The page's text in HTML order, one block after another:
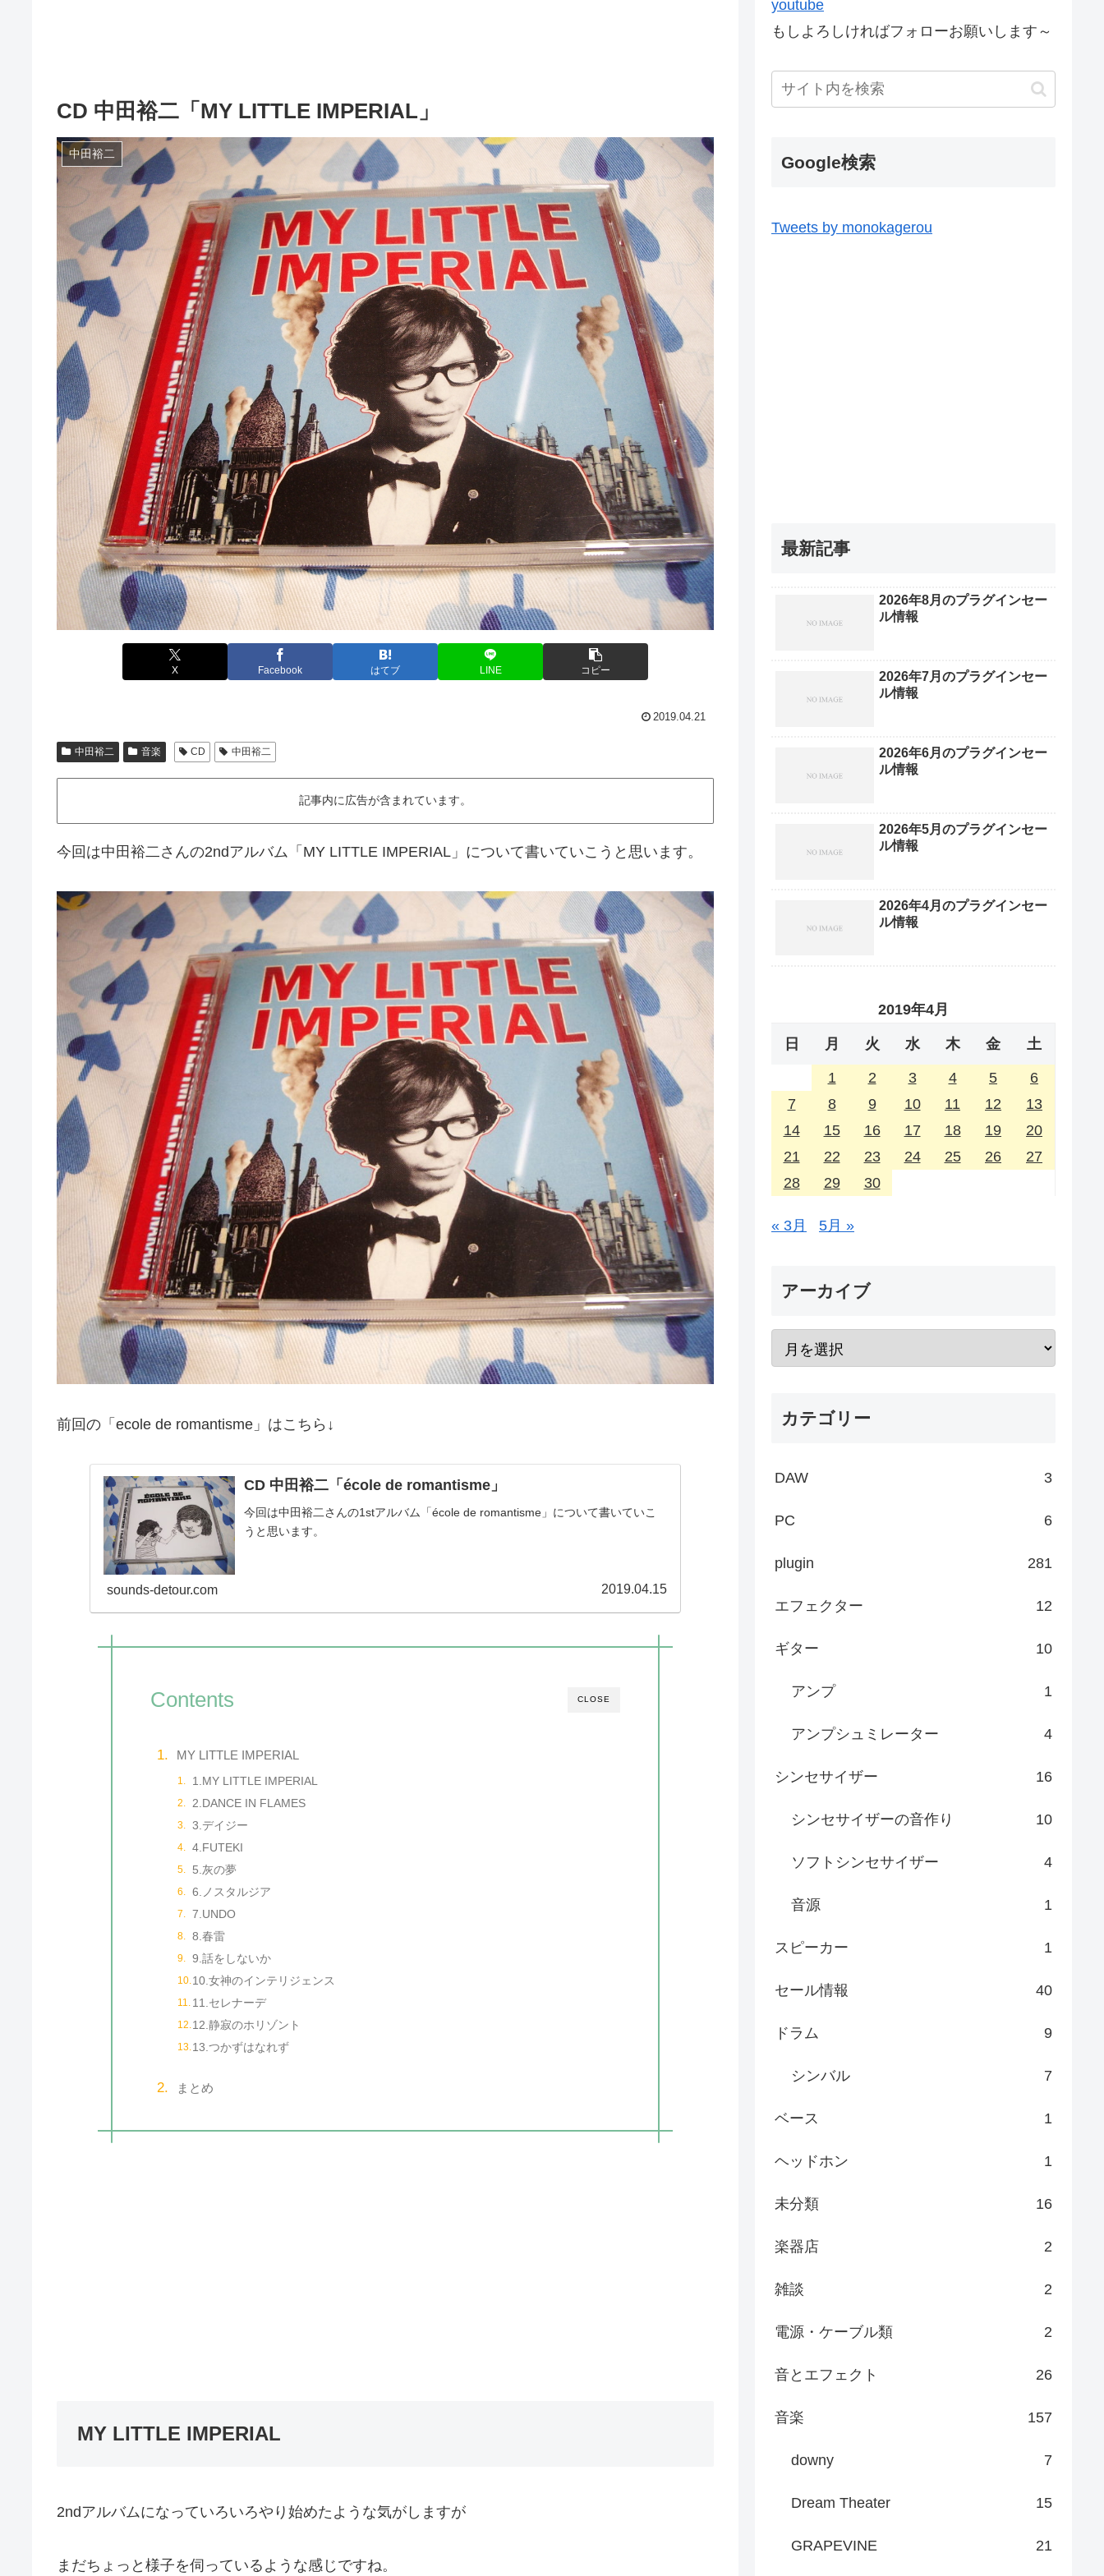
CD 中田裕二「MY LITTLE IMPERIAL」
中田裕二
X Facebook はてブ LINE コピー
2019.04.21
中田裕二 音楽 CD 中田裕二
記事内に広告が含まれています。
今回は中田裕二さんの2ndアルバム「MY LITTLE IMPERIAL」について書いていこうと思います。
前回の「ecole de romantisme」はこちら↓
CD 中田裕二「école de romantisme」
今回は中田裕二さんの1stアルバム「école de romantisme」について書いていこ
うと思います。
sounds-detour.com 2019.04.15
CLOSE
Contents
MY LITTLE IMPERIAL
1.MY LITTLE IMPERIAL
2.DANCE IN FLAMES
3.デイジー
4.FUTEKI
5.灰の夢
6.ノスタルジア
7.UNDO
8.春雷
9.話をしないか
10.女神のインテリジェンス
11.セレナーデ
12.静寂のホリゾント
13.つかずはなれず
まとめ
MY LITTLE IMPERIAL
2ndアルバムになっていろいろやり始めたような気がしますが
まだちょっと様子を伺っているような感じですね。
youtube
もしよろしければフォローお願いします～
Google検索
Tweets by monokagerou
最新記事
2026年8月のプラグインセー
ル情報
2026年7月のプラグインセー
ル情報
2026年6月のプラグインセー
ル情報
2026年5月のプラグインセー
ル情報
2026年4月のプラグインセー
ル情報
2019年4月
日 月 火 水 木 金 土
1 2 3 4 5
6
7
8 9 10 11 12
13
14
15 16 17 18 19
20
21
22 23 24 25 26
27
28
29 30
« 3月 5月 »
アーカイブ
カテゴリー
DAW 3
PC 6
plugin 281
エフェクター 12
ギター 10
アンプ 1
アンプシュミレーター 4
シンセサイザー 16
シンセサイザーの音作り 10
ソフトシンセサイザー 4
音源 1
スピーカー 1
セール情報 40
ドラム 9
シンバル 7
ベース 1
ヘッドホン 1
未分類 16
楽器店 2
雑談 2
電源・ケーブル類 2
音とエフェクト 26
音楽 157
downy 7
Dream Theater 15
GRAPEVINE 21